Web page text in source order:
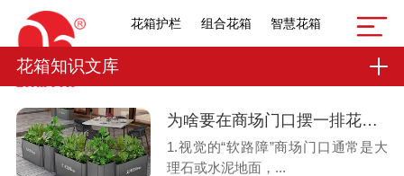
花箱护栏 组合花箱 智慧花箱
花箱知识文库
为啥要在商场门口摆一排花？不是为了好看，是让你“慢下来”
1.视觉的“软路障”商场门口通常是大
理石或水泥地面，...